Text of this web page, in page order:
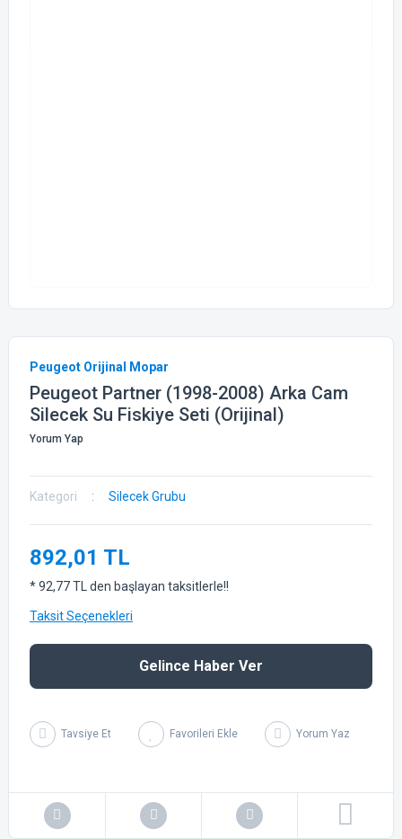
Peugeot Orijinal Mopar
Peugeot Partner (1998-2008) Arka Cam
Silecek Su Fiskiye Seti (Orijinal)
Yorum Yap
Kategori Silecek Grubu
892,01 TL
* 92,77 TL den başlayan taksitlerle!!
Taksit Seçenekleri
Gelince Haber Ver
Tavsiye Et Yorum Yaz